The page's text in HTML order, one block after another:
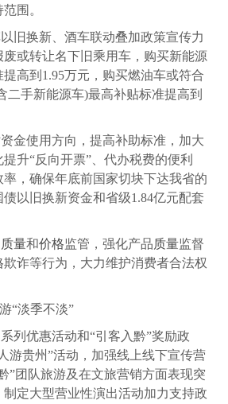
围。
换新、酒车联动叠加政策宣传力
废或转让名下旧乘用车，购买新能源
高到1.95万元，购买燃油车或符合
二手新能源车)最高补贴标准提高到
使用方向，提高补助标准，加大
升“反向开票”、代办税费的便利
，确保年底前国家切块下达我省的
以旧换新资金和省级1.84亿元配套
质量和价格监管，强化产品质量监督
欺诈等行为，大力维护消费者合法权
淡季不淡”
优惠活动和“引客入黔”奖励政
游贵州”活动，加强线上线下宣传营
”团队旅游及在文旅营销方面表现突
定大型营业性演出活动加力支持政